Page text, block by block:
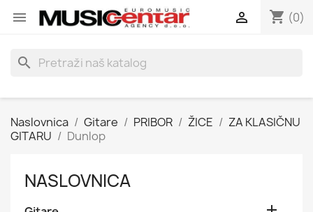
 shopping_cart (0)

search
Naslovnica Gitare PRIBOR ŽICE
ZA KLASIČNU
GITARU
Dunlop
NASLOVNICA